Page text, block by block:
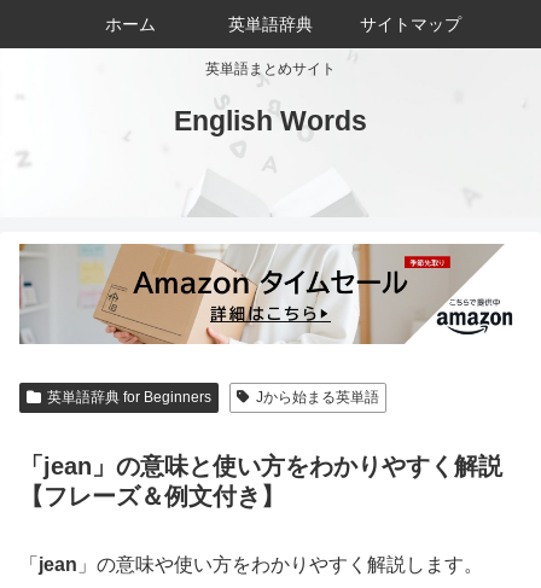
英単語まとめサイト
English Words
ホーム 英単語辞典 サイトマップ
英単語辞典 for Beginners Jから始まる英単語
「jean」の意味と使い方をわかりやすく解説
【フレーズ＆例文付き】
「 jean 」の意味や使い方をわかりやすく解説します。